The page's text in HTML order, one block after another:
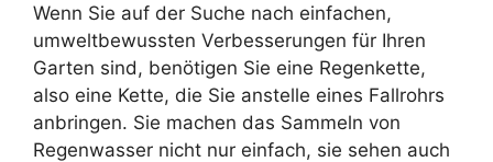
Wenn Sie auf der Suche nach einfachen,
umweltbewussten Verbesserungen für Ihren
Garten sind, benötigen Sie eine Regenkette,
also eine Kette, die Sie anstelle eines Fallrohrs
anbringen. Sie machen das Sammeln von
Regenwasser nicht nur einfach, sie sehen auch